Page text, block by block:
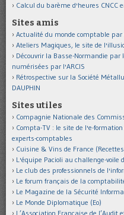
Calcul du barème d'heures CNCC
Sites amis
Actualité du monde comptable par
Ateliers Magiques, le site de
Découvrir la Basse-Normandie
numérisées par l'ARCIS
Rétrospective sur la Société
DAUPHIN
Sites utiles
Compagnie Nationale des
Compta-TV : le site de l'e-
experts-comptables
Cuisine & Vins de France
L'équipe Pacioli au challenge-voile
Le club des professionnels de
Le forum français de la
Le Magazine de la Sécurité
Le Monde Diplomatique (Eo)
L’Association Française de l’Audit